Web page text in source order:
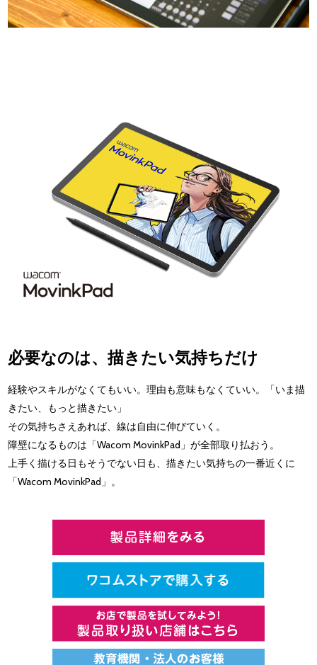
必要なのは、描きたい気持ちだけ
経験やスキルがなくてもいい。理由も意味もなくていい。「いま描
きたい、もっと描きたい」
その気持ちさえあれば、線は自由に伸びていく。
障壁になるものは「Wacom MovinkPad」が全部取り払おう。
上手く描ける日もそうでない日も、描きたい気持ちの一番近くに
「Wacom MovinkPad」。